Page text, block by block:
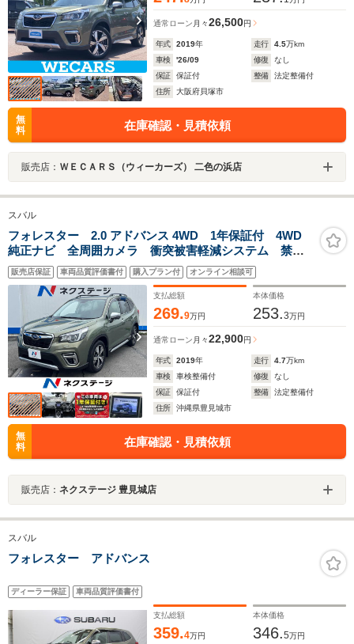
通常ローン 月々26,500円
年式 2019年 走行 4.5万km
車検
'26/09 修復
なし
保証
保証付 整備
法定整備付
住所
大阪府貝塚市
無
料
在庫確認・見積依頼
販売店： ＷＥＣＡＲＳ（ウィーカーズ） 二色の浜店
スバル
フォレスター 2.0 アドバンス 4WD 1年保証付 4WD
純正ナビ 全周囲カメラ 衝突被害軽減システム 禁煙
車 電動リアゲート レザーシート ドラレコ コーナ
ーセンサー スマートキー LEDヘッド ルーフレー
ル ビルトインETC
販売店保証 車両品質評価書付 購入プラン付 オンライン相談可
支払総額
269.9万円
本体価格
253.3万円
通常ローン 月々22,900円
年式 2019年 走行 4.7万km
車検
車検整備付 修復
なし
保証
保証付 整備
法定整備付
住所
沖縄県豊見城市
無
料
在庫確認・見積依頼
販売店： ネクステージ 豊見城店
スバル
フォレスター アドバンス
ディーラー保証 車両品質評価書付
支払総額
359.4万円
本体価格
346.5万円